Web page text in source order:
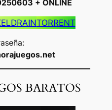
+ ONLINE
TORRENT
BARATOS